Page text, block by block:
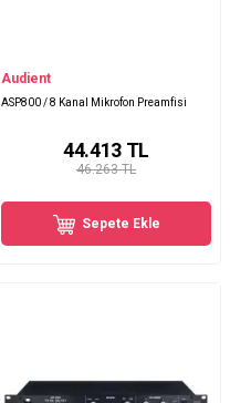
Audient
ASP800 / 8 Kanal Mikrofon Preamfisi
46.263 TL
44.413TL
Sepete Ekle